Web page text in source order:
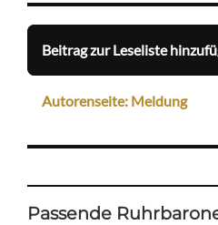
Beitrag zur Leseliste
Autorenseite: Meldung
Passende